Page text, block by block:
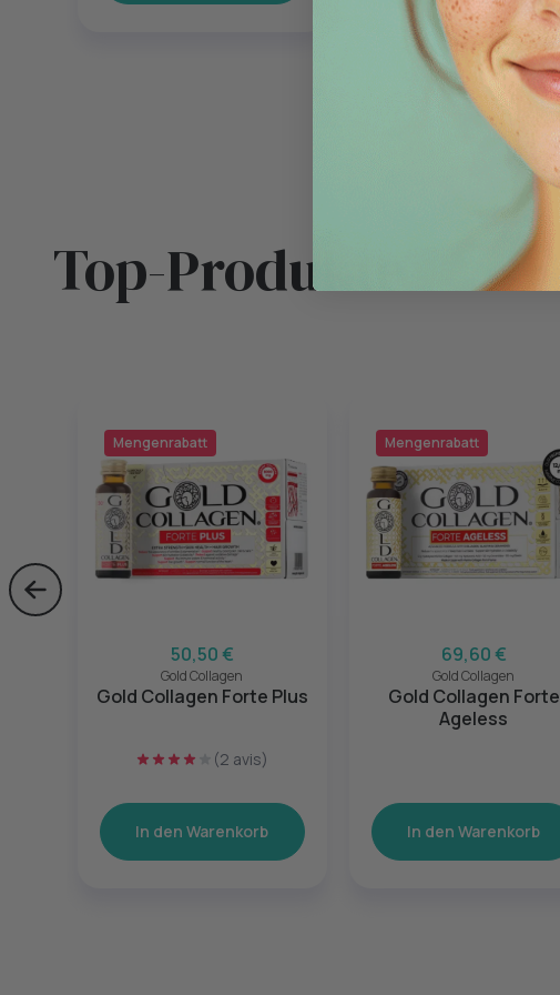
Top-Produkte
Mengenrabatt
50,50 €
Gold Collagen
Gold Collagen Forte Plus
(2 avis)
In den Warenkorb
Mengenrabatt
69,60 €
Gold Collagen
Gold Collagen Forte
Ageless
In den Warenkorb
Skip to previous slide page